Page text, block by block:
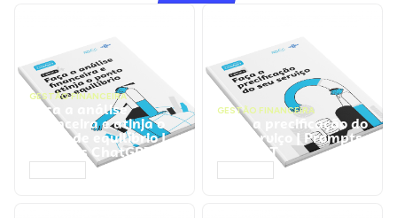
GESTÃO FINANCEIRA
Faça a análise
financeira e atinja o
ponto de equilíbrio |
Prompts ChatGPT
GESTÃO FINANCEIRA
Faça a precificação do
seu serviço | Prompts
ChatGPT